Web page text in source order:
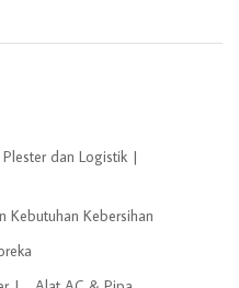
dan Logistik
Kebutuhan Kebersihan